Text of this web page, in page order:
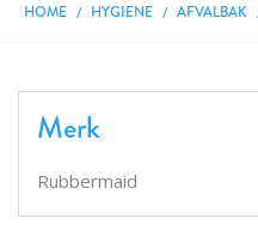
HOME HYGIENE AFVALBAK
Merk
Rubbermaid